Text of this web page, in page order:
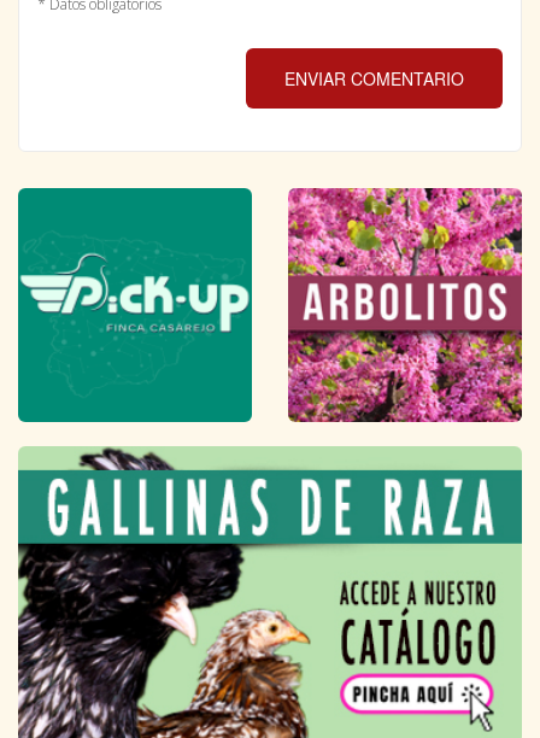
* Datos obligatorios
ENVIAR COMENTARIO